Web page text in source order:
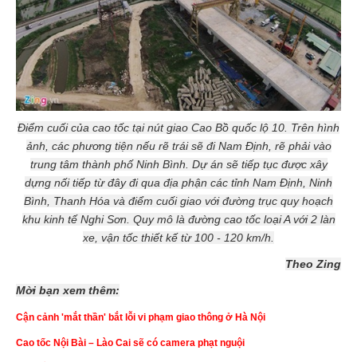
Điểm cuối của cao tốc tại nút giao Cao Bồ quốc lộ 10. Trên hình
ảnh, các phương tiện nếu rẽ trái sẽ đi Nam Định, rẽ phải vào
trung tâm thành phố Ninh Bình. Dự án sẽ tiếp tục được xây
dựng nối tiếp từ đây đi qua địa phận các tỉnh Nam Định, Ninh
Bình, Thanh Hóa và điểm cuối giao với đường trục quy hoạch
khu kinh tế Nghi Sơn. Quy mô là đường cao tốc loại A với 2 làn
xe, vận tốc thiết kế từ 100 - 120 km/h.
Theo Zing
Mời bạn xem thêm:
Cận cảnh 'mắt thần' bắt lỗi vi phạm giao thông ở Hà Nội
Cao tốc Nội Bài – Lào Cai sẽ có camera phạt nguội